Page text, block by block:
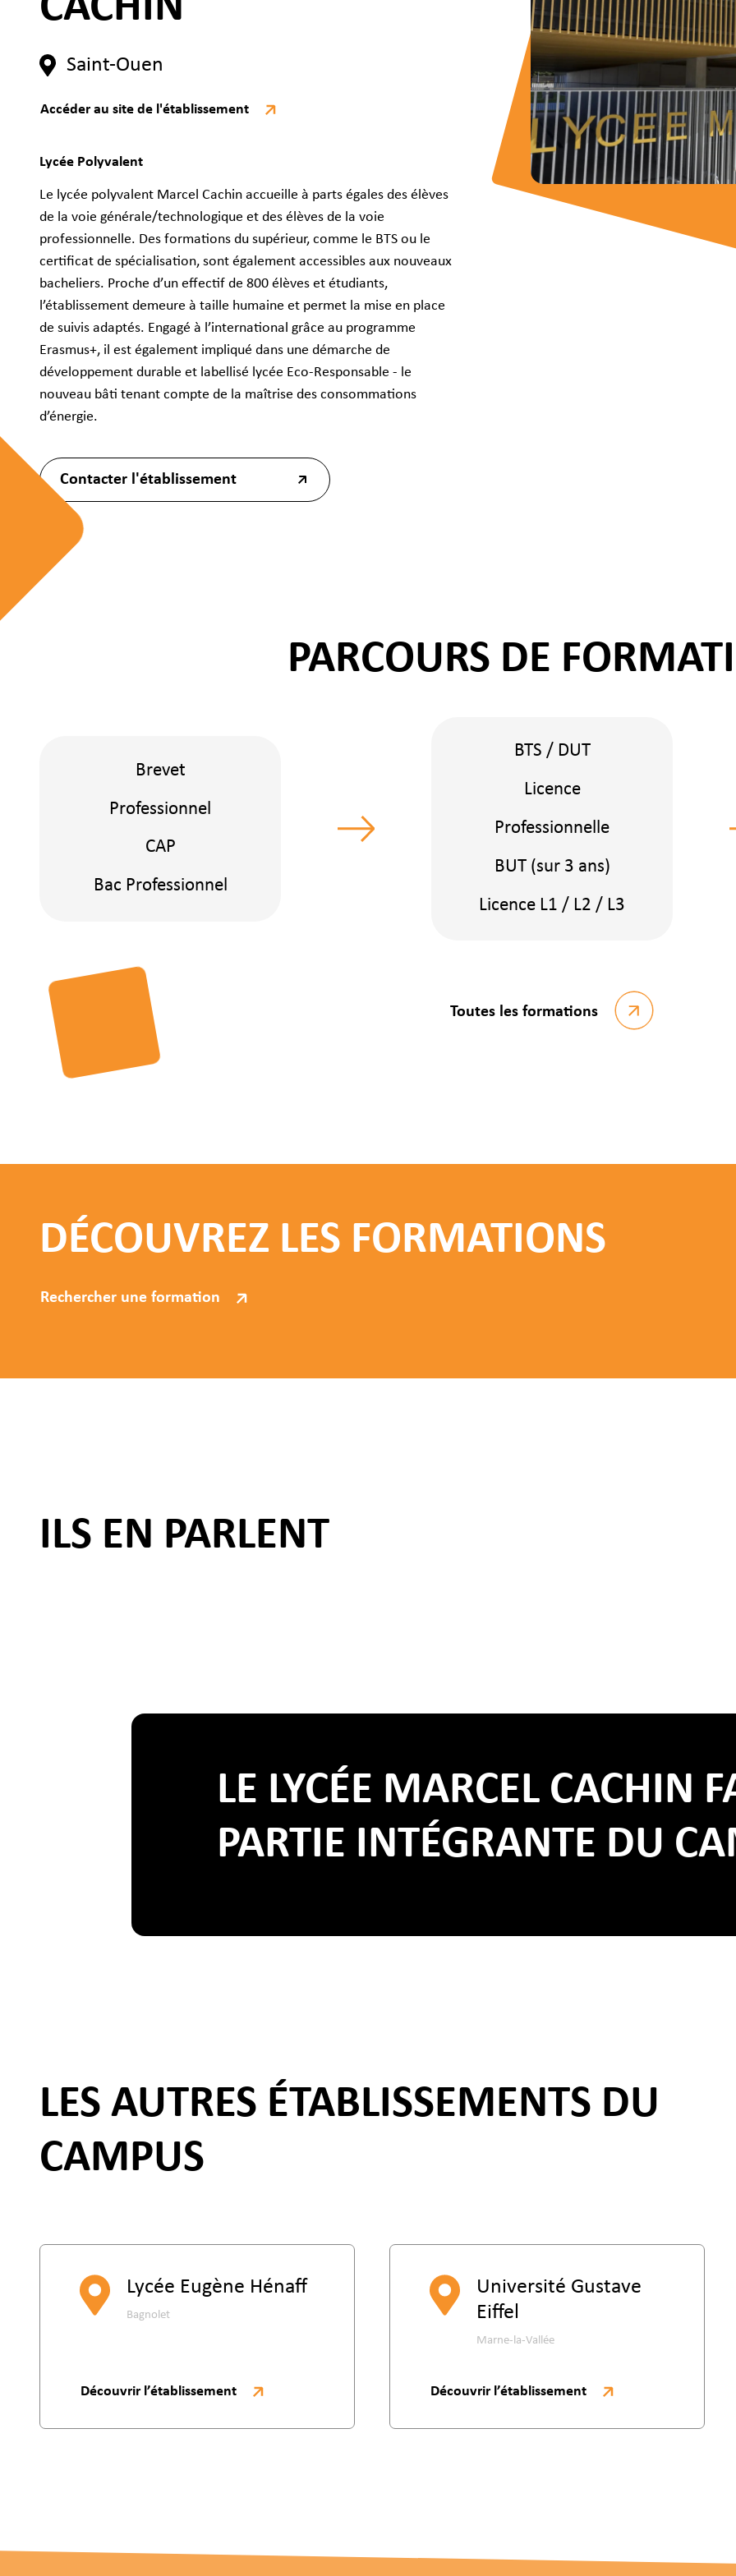
Contactez-nous
Demande d'information
Saint-Ouen
Accéder au site de l'établissement
Lycée Polyvalent
Le lycée polyvalent Marcel Cachin accueille à parts égales des élèves
de la voie générale/technologique et des élèves de la voie
professionnelle. Des formations du supérieur, comme le BTS ou le
certificat de spécialisation, sont également accessibles aux nouveaux
bacheliers. Proche d’un effectif de 800 élèves et étudiants,
l’établissement demeure à taille humaine et permet la mise en place
de suivis adaptés. Engagé à l’international grâce au programme
Erasmus+, il est également impliqué dans une démarche de
développement durable et labellisé lycée Eco-Responsable - le
nouveau bâti tenant compte de la maîtrise des consommations
d’énergie.
Contacter l'établissement
PARCOURS DE
Brevet
Professionnel
CAP
Bac Professionnel
BTS / DUT
Licence
Professionnelle
BUT (sur 3 ans)
Licence L1 / L2 / L3
Toutes les formations
DÉCOUVREZ LES FORMATIONS
Rechercher une formation
ILS EN PARLENT
LE LYCÉE MARCEL CACHIN
PARTIE INTÉGRANTE DU
LES AUTRES ÉTABLISSEMENTS DU
CAMPUS
Lycée Eugène Hénaff
Bagnolet
Découvrir l’établissement
Université Gustave
Eiffel
Marne-la-Vallée
Découvrir l’établissement